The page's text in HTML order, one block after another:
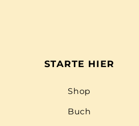
STARTE HIER
Shop
Buch